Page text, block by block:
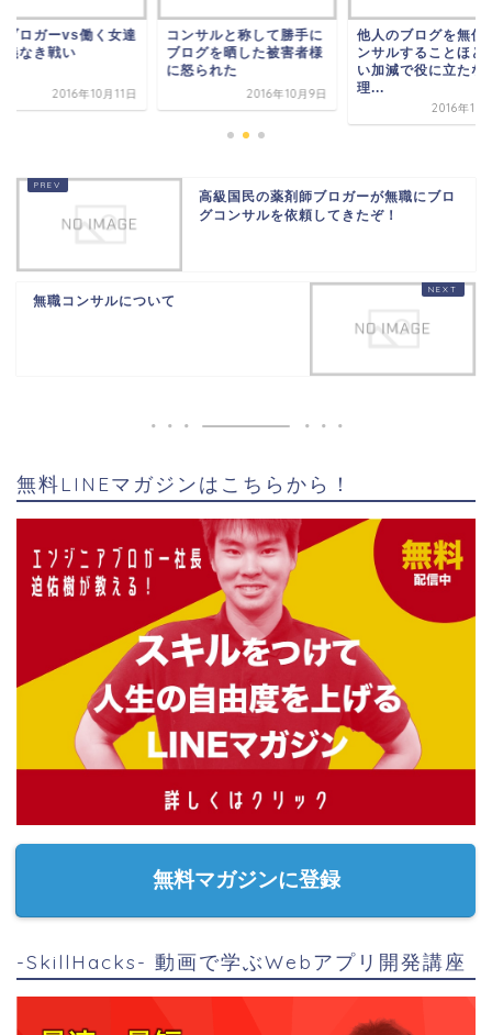
ブロガーvs働く女達
義なき戦い
2016年10月11日
コンサルと称して勝手に
ブログを晒した被害者様
に怒られた
2016年10月9日
他人のブログを無償
ンサルすることほど
い加減で役に立たな
理...
2016年10
高級国民の薬剤師ブロガーが無職にブロ
グコンサルを依頼してきたぞ！
無職コンサルについて
無料LINEマガジンはこちらから！
無料マガジンに登録
-SkillHacks- 動画で学ぶWebアプリ開発講座